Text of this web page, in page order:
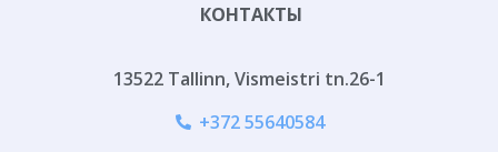
КОНТАКТЫ
13522 Tallinn, Vismeistri tn.26-1
+372 55640584